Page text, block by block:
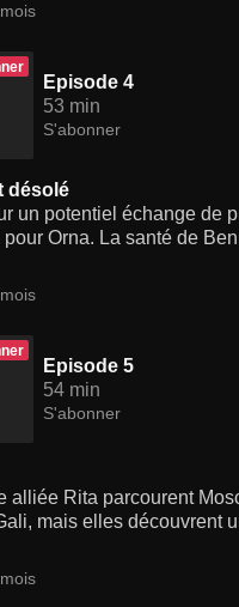
Episode 4
53 min
S'abonner
désolé
un potentiel échange de
Orna. La santé de
Episode 5
54 min
S'abonner
alliée Rita parcourent
mais elles découvrent